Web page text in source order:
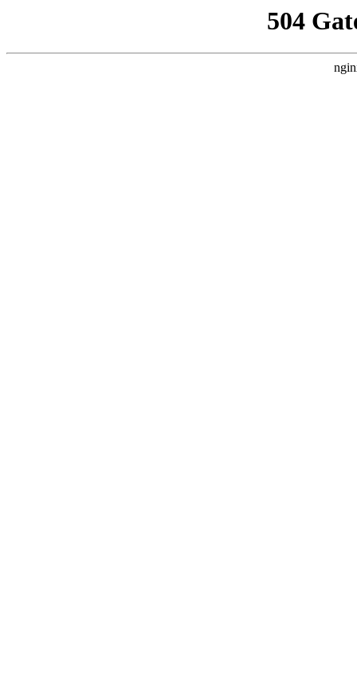
504